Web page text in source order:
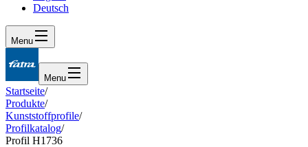
Deutsch
Menu
Menu
Startseite/
Produkte/
Kunststoffprofile/
Profilkatalog/
Profil H1736